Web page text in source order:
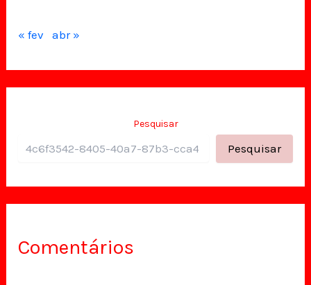
« fev abr »
Pesquisar
Pesquisar
Comentários